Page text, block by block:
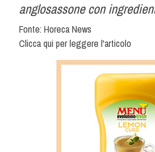
anglosassone con
Fonte: Horeca News
Clicca qui per leggere l'articolo